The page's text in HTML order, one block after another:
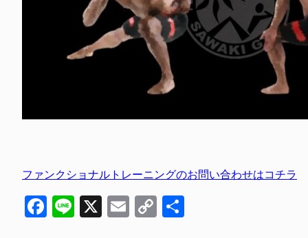
ファンクショナルトレーニングのお問い合わせはコチラ
Facebook
Line
X EmailCopy